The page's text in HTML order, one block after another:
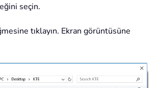
seçin.
tıklayın. Ekran görüntüsüne